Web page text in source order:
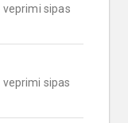
veprimi sipas
veprimi sipas